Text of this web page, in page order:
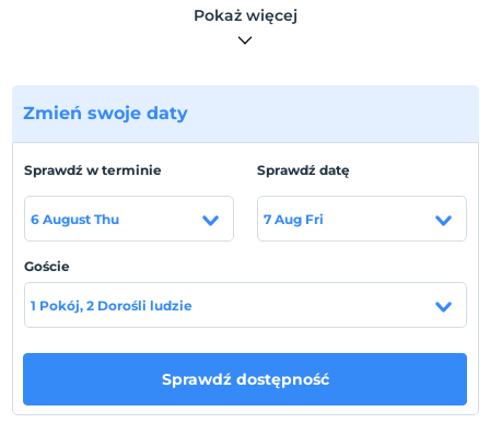
wyjątkowym spojrzeniem i doświadczeniem.
Hotel Sarı Köşk od 12 lat służy swoim gościom jako
smaki, którymi jest ekspertem w swojej dziedzinie w
przyzwoitym otoczeniu przeplatanym z naturą. Wraz z
decyzje w wyniku tych decyzji, aby przyczynić się do
ekoturystyki naszego regionu, przekształciliśmy naszą
obecną działalność w trzygwiazdkowy hotel z 30-
się naprzód w sektorze usług. Jesteśmy kandydatem do
kulturalnego przedstawienia naszego regionu światu z
jego zielenią i błękitem.
Lokalizacja
wrażeń, odległość do centrum miasta to 10 minut, a
Pokaż więcej
Zmień swoje daty
Sprawdź w terminie
6 August Thu
Sprawdź datę
7 Aug Fri
Goście
1 Pokój, 2 Dorośli ludzie
Sprawdź dostępność